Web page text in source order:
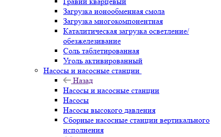
Загрузка ионообменная смола
Загрузка многокомпонентная
Каталитическая загрузка осветление/
обезжелезивание
Соль таблетированная
Уголь активированный
Насосы и насосные станции
Назад
Насосы и насосные станции
Насосы
Насосы высокого давления
Сборные насосные станции вертикального
исполнения